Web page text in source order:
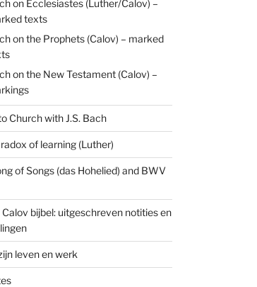
on Ecclesiastes (Luther/Calov) –
texts
on the Prophets (Calov) – marked
on the New Testament (Calov) –
Church with J.S. Bach
of learning (Luther)
of Songs (das Hohelied) and BWV
Calov bijbel: uitgeschreven notities en
leven en werk